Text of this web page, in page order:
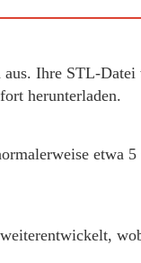
Ihre STL-Datei
herunterladen.
etwa 5